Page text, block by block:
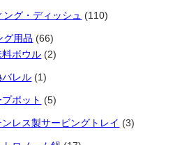
グ・ディッシュ 110110個の商品
グ用品 6666個の商品
料ボウル
22個の商品
バレル 11個の商品
プポット 55個の商品
ンレス製サービングトレイ 33個の商品